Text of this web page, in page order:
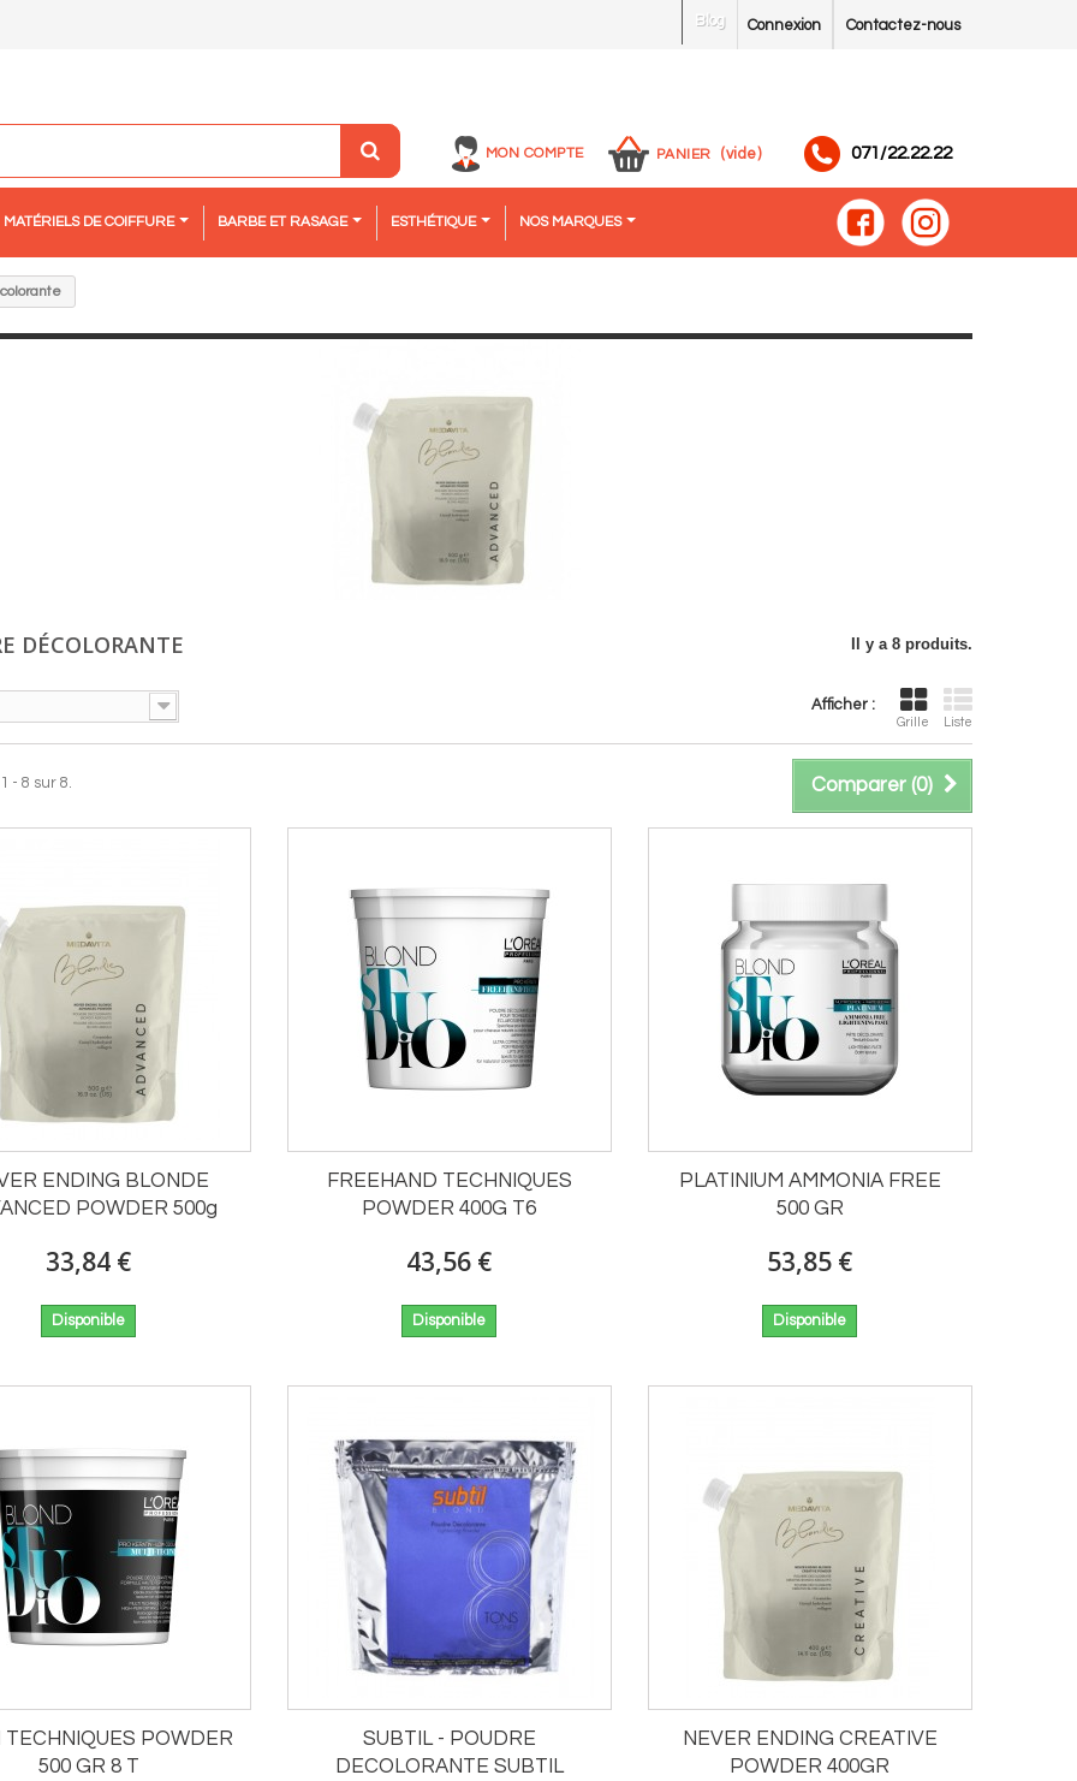
Contactez-nous
Connexion
Blog
MON COMPTE PANIER (vide) 071/22.22.22
MATÉRIELS DE COIFFURE BARBE ET RASAGE ESTHÉTIQUE NOS MARQUES
DÉCOLORANTE Il y a 8 produits.
Afficher :
Grille Liste
Comparer (0)
- 8 sur 8.
ENDING BLONDE
POWDER 500g
33,84 €
Disponible
FREEHAND TECHNIQUES
POWDER 400G T6
43,56 €
Disponible
PLATINIUM AMMONIA FREE
500 GR
53,85 €
Disponible
TECHNIQUES POWDER
500 GR 8 T
SUBTIL - POUDRE
DECOLORANTE SUBTIL
NEVER ENDING CREATIVE
POWDER 400GR